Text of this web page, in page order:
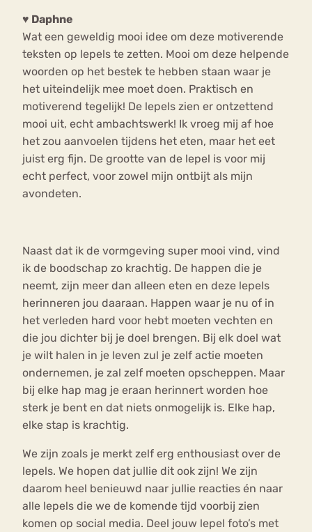
♥ Daphne
Wat een geweldig mooi idee om deze motiverende
teksten op lepels te zetten. Mooi om deze helpende
woorden op het bestek te hebben staan waar je
het uiteindelijk mee moet doen. Praktisch en
motiverend tegelijk! De lepels zien er ontzettend
mooi uit, echt ambachtswerk! Ik vroeg mij af hoe
het zou aanvoelen tijdens het eten, maar het eet
juist erg fijn. De grootte van de lepel is voor mij
echt perfect, voor zowel mijn ontbijt als mijn
avondeten.
Naast dat ik de vormgeving super mooi vind, vind
ik de boodschap zo krachtig. De happen die je
neemt, zijn meer dan alleen eten en deze lepels
herinneren jou daaraan. Happen waar je nu of in
het verleden hard voor hebt moeten vechten en
die jou dichter bij je doel brengen. Bij elk doel wat
je wilt halen in je leven zul je zelf actie moeten
ondernemen, je zal zelf moeten opscheppen. Maar
bij elke hap mag je eraan herinnert worden hoe
sterk je bent en dat niets onmogelijk is. Elke hap,
elke stap is krachtig.
We zijn zoals je merkt zelf erg enthousiast over de
lepels. We hopen dat jullie dit ook zijn! We zijn
daarom heel benieuwd naar jullie reacties én naar
alle lepels die we de komende tijd voorbij zien
komen op social media. Deel jouw lepel foto’s met